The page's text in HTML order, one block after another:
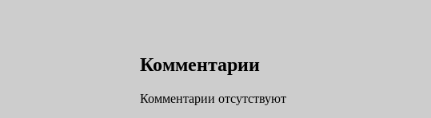
Комментарии
Комментарии отсутствуют